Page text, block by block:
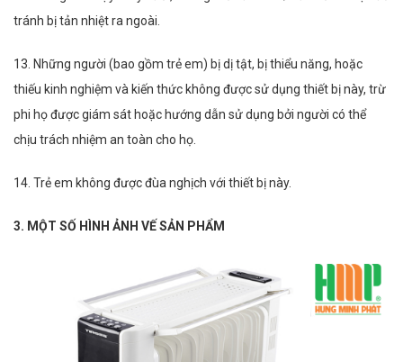
tránh bị tản nhiệt ra ngoài.
13. Những người (bao gồm trẻ em) bị dị tật, bị thiểu năng, hoặc
thiếu kinh nghiệm và kiến thức không được sử dụng thiết bị này, trừ
phi họ được giám sát hoặc hướng dẫn sử dụng bởi người có thể
chịu trách nhiệm an toàn cho họ.
14. Trẻ em không được đùa nghịch với thiết bị này.
3. MỘT SỐ HÌNH ẢNH VẾ SẢN PHẨM